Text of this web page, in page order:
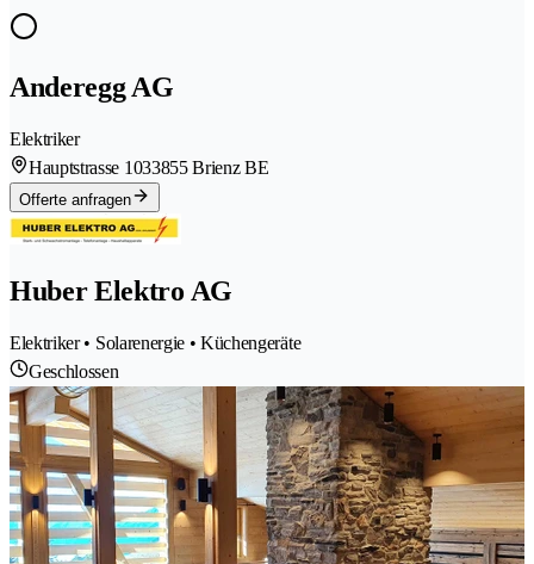
Anderegg AG
Elektriker
Hauptstrasse 1033855 Brienz BE
Offerte anfragen
Huber Elektro AG
Elektriker • Solarenergie • Küchengeräte
Geschlossen